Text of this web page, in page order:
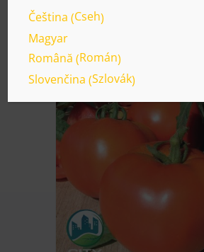
Čeština (Cseh)
Magyar
Română (Román)
Slovenčina (Szlovák)